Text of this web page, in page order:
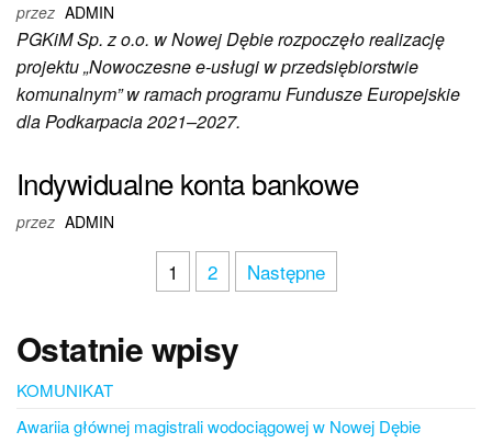
przez ADMIN
PGKiM Sp. z o.o. w Nowej Dębie rozpoczęło realizację
projektu „Nowoczesne e-usługi w przedsiębiorstwie
komunalnym” w ramach programu Fundusze Europejskie
dla Podkarpacia 2021–2027.
Indywidualne konta bankowe
przez ADMIN
1 2 Następne
Ostatnie wpisy
KOMUNIKAT
Awariia głównej magistrali wodociągowej w Nowej Dębie